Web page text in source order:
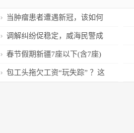
当肿瘤患者遭遇新冠，该如何
预防重症呢？
调解纠纷促稳定，威海民警成
功帮助外省务工讨薪回家过年
春节假期新疆7座以下(含7座)
小型客车免收通行费
包工头拖欠工资“玩失踪” ？这